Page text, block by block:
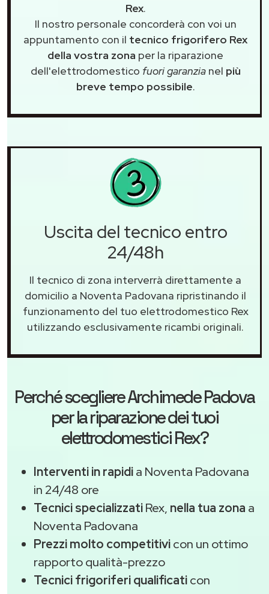
Rex.
Il nostro personale concorderà con voi un
appuntamento con il tecnico frigorifero Rex
della vostra zona per la riparazione
dell'elettrodomestico fuori garanzianel più
breve tempo possibile.
Uscita del tecnico entro
24/48h
Il tecnico di zona interverrà direttamente a
domicilio a Noventa Padovana ripristinando il
funzionamento del tuo elettrodomestico Rex
utilizzando esclusivamente ricambi originali.
Perché scegliereArchimede Padova
per la riparazione dei tuoi
elettrodomestici Rex?
Interventi in rapidia Noventa Padovana
in 24/48 ore
Tecnici specializzatiRex, nella tua zona a
Noventa Padovana
Prezzi molto competitivicon un ottimo
rapporto qualità-prezzo
Tecnici frigoriferi qualificaticon